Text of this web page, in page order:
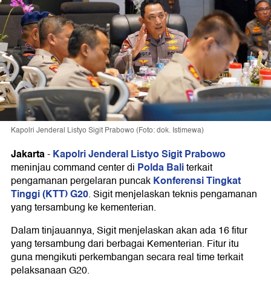
Kapolri Jenderal Listyo Sigit Prabowo (Foto: dok. Istimewa)
Jakarta-Kapolri Jenderal Listyo Sigit Prabowo
meninjau command center di Polda Baliterkait
pengamanan pergelaran puncakKonferensi Tingkat
Tinggi (KTT) G20. Sigit menjelaskan teknis pengamanan
yang tersambung ke kementerian.
Dalam tinjauannya, Sigit menjelaskan akan ada 16 fitur
yang tersambung dari berbagai Kementerian. Fitur itu
guna mengikuti perkembangan secara real time terkait
pelaksanaan G20.